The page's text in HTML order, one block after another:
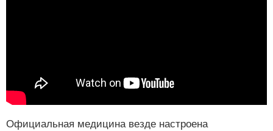
Официальная медицина везде настроена